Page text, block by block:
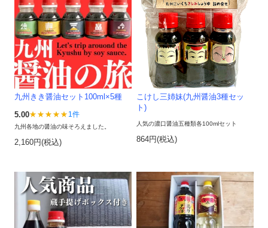
九州きき醤油セット100ml×5種
5.00 1件
九州各地の醤油の味そろえました。
2,160円(税込)
こけし三姉妹(九州醤油3種セッ
ト)
人気の濃口醤油五種類各100mlセット
864円(税込)